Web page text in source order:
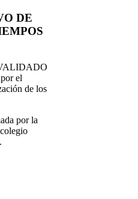
DE
el
de los
por la